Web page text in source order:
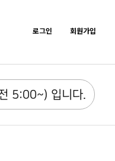
로그인 회원가입
5:00~) 입니다.